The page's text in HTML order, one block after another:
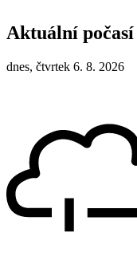
Aktuální počasí
dnes, čtvrtek 6. 8. 2026